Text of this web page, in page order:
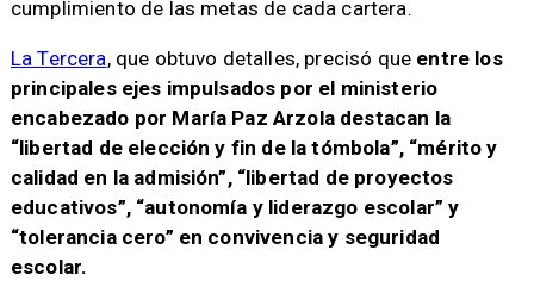
cumplimiento de las metas de cada cartera.
La Tercera, que obtuvo detalles, precisó que entre los
principales ejes impulsados por el ministerio
encabezado por María Paz Arzola destacan la
“libertad de elección y fin de la tómbola”, “mérito y
calidad en la admisión”, “libertad de proyectos
educativos”, “autonomía y liderazgo escolar” y
“tolerancia cero” en convivencia y seguridad
escolar.